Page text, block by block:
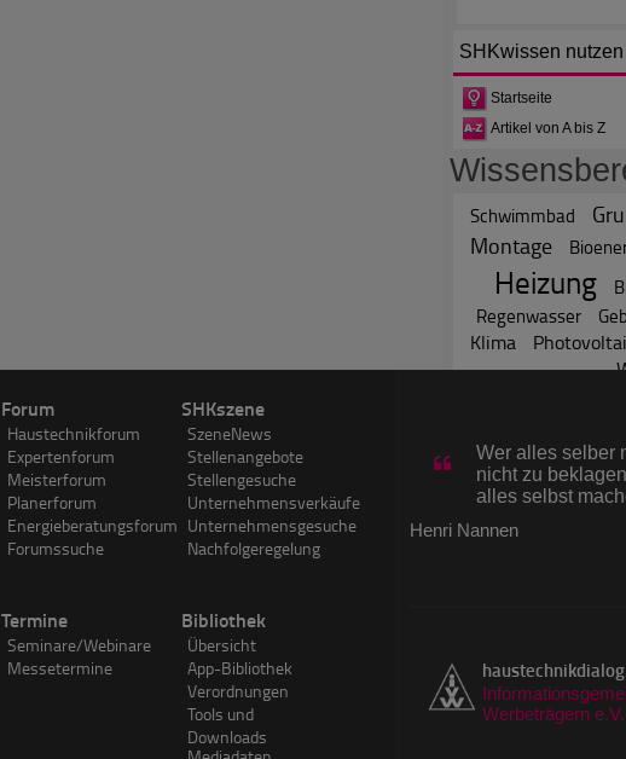
SHKwissen nutzen
Startseite
Artikel von A bis Z
Schwimmbad
Montage
Heizung
Regenwasser
Klima
26.439
7.201
70.311
Forum
Haustechnikforum
Expertenforum
Meisterforum
Planerforum
Energieberatungsforum
Forumssuche
SHKszene
SzeneNews
Stellenangebote
Stellengesuche
Unternehmensverkäufe
Unternehmensgesuche
Nachfolgeregelung
Termine
Seminare/Webinare
Messetermine
Bibliothek
Übersicht
App-Bibliothek
Verordnungen
Tools und
Downloads
Wer alles selber
nicht zu
alles selbst
Henri Nannen
Werbeträgern